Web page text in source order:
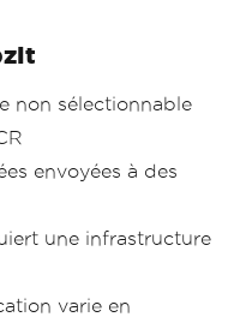
non sélectionnable
envoyées à des
une infrastructure
varie en